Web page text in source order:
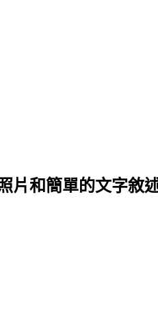
片和簡單的文字敘